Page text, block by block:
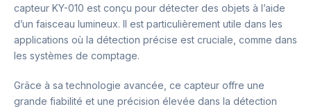
capteur KY-010 est conçu pour détecter des objets à l’aide
d’un faisceau lumineux. Il est particulièrement utile dans les
applications où la détection précise est cruciale, comme dans
les systèmes de comptage.
Grâce à sa technologie avancée, ce capteur offre une
grande fiabilité et une précision élevée dans la détection